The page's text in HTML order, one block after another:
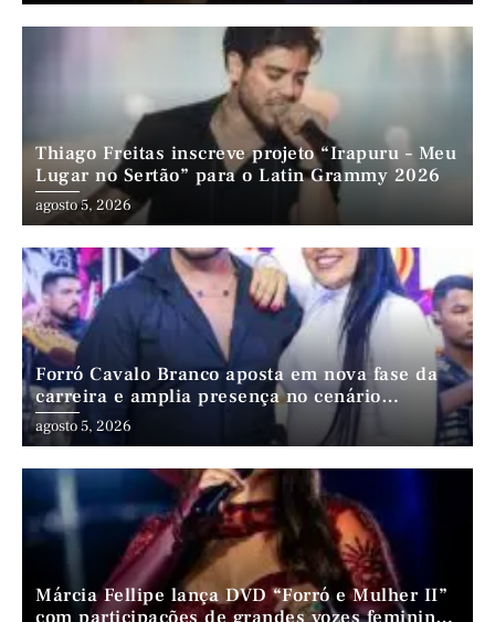
Thiago Freitas inscreve projeto “Irapuru – Meu
Lugar no Sertão” para o Latin Grammy 2026
agosto 5, 2026
Forró Cavalo Branco aposta em nova fase da
carreira e amplia presença no cenário
nordestino
agosto 5, 2026
Márcia Fellipe lança DVD “Forró e Mulher II”